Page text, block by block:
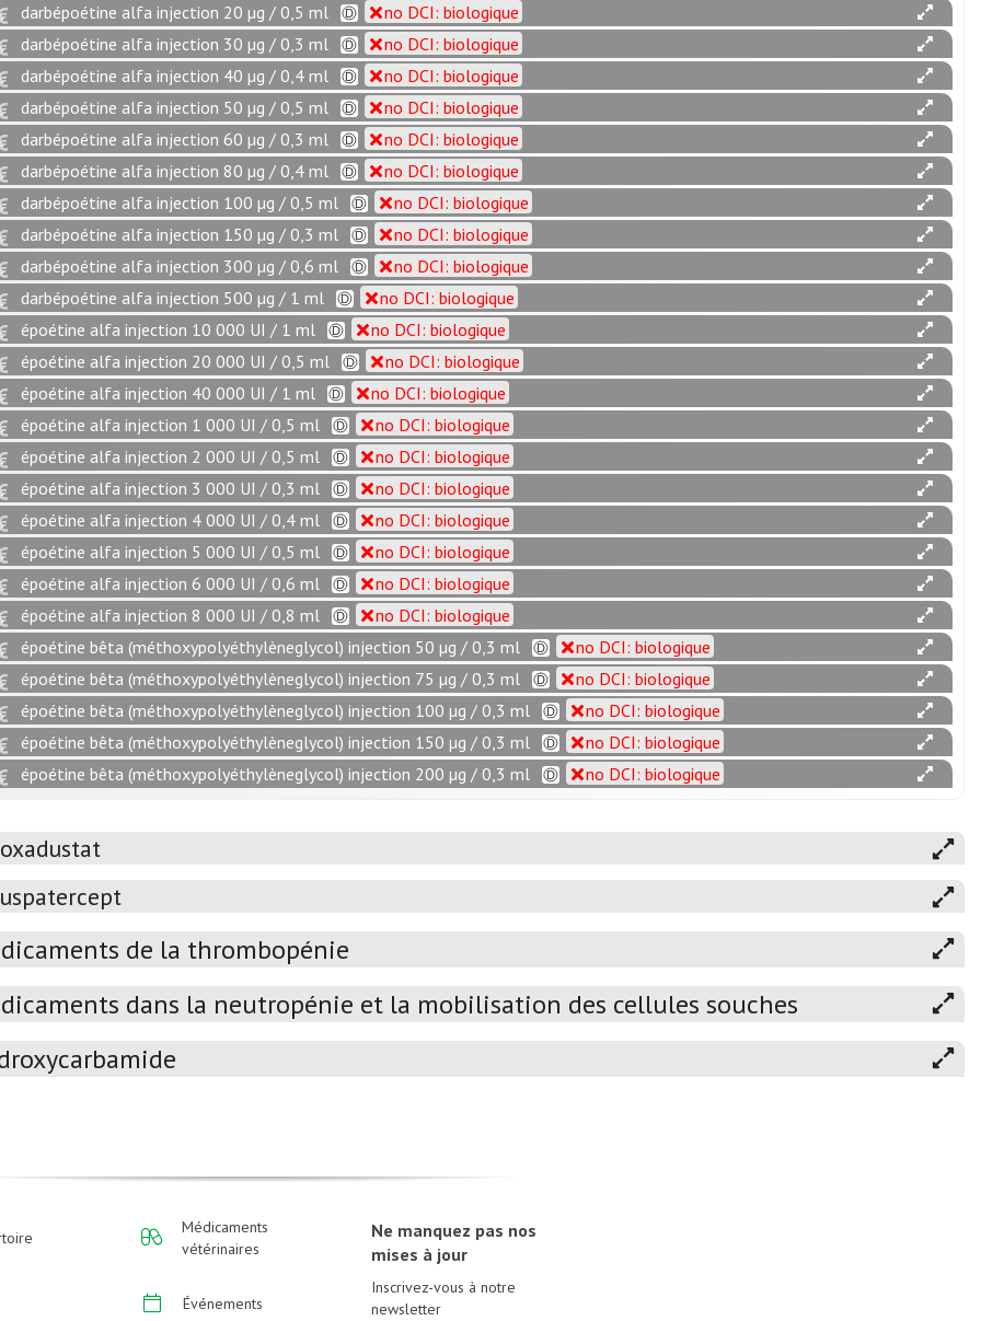
darbépoétine alfa injection 20 µg / 0,5 ml
no DCI: biologique
darbépoétine alfa injection 30 µg / 0,3 ml
no DCI: biologique
darbépoétine alfa injection 40 µg / 0,4 ml
no DCI: biologique
darbépoétine alfa injection 50 µg / 0,5 ml
no DCI: biologique
darbépoétine alfa injection 60 µg / 0,3 ml
no DCI: biologique
darbépoétine alfa injection 80 µg / 0,4 ml
no DCI: biologique
darbépoétine alfa injection 100 µg / 0,5 ml
no DCI: biologique
darbépoétine alfa injection 150 µg / 0,3 ml
no DCI: biologique
darbépoétine alfa injection 300 µg / 0,6 ml
no DCI: biologique
darbépoétine alfa injection 500 µg / 1 ml
no DCI: biologique
époétine alfa injection 10 000 UI / 1 ml
no DCI: biologique
époétine alfa injection 20 000 UI / 0,5 ml
no DCI: biologique
époétine alfa injection 40 000 UI / 1 ml
no DCI: biologique
époétine alfa injection 1 000 UI / 0,5 ml
no DCI: biologique
époétine alfa injection 2 000 UI / 0,5 ml
no DCI: biologique
époétine alfa injection 3 000 UI / 0,3 ml
no DCI: biologique
époétine alfa injection 4 000 UI / 0,4 ml
no DCI: biologique
époétine alfa injection 5 000 UI / 0,5 ml
no DCI: biologique
époétine alfa injection 6 000 UI / 0,6 ml
no DCI: biologique
époétine alfa injection 8 000 UI / 0,8 ml
no DCI: biologique
époétine bêta (méthoxypolyéthylèneglycol) injection 50 µg / 0,3 ml
no DCI: biologique
époétine bêta (méthoxypolyéthylèneglycol) injection 75 µg / 0,3 ml
no DCI: biologique
époétine bêta (méthoxypolyéthylèneglycol) injection 100 µg / 0,3 ml
no DCI: biologique
époétine bêta (méthoxypolyéthylèneglycol) injection 150 µg / 0,3 ml
no DCI: biologique
époétine bêta (méthoxypolyéthylèneglycol) injection 200 µg / 0,3 ml
no DCI: biologique
de la thrombopénie
dans la neutropénie et la mobilisation des cellules souches
Médicaments
vétérinaires
Événements
Ne manquez pas nos
mises à jour
Inscrivez-vous à notre
newsletter